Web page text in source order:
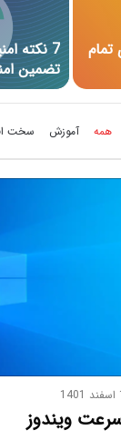
8.1 برای تمام
7 نکته
تضمین
اندرویدی
همه آموزش سخت
ویندوز